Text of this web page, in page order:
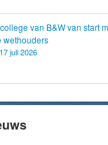
van B&W van start
wethouders
juli 2026